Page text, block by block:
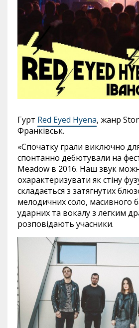
Гурт Red Eyed Hyena, жанр
Франківськ.
«Спочатку грали виключно
спонтанно дебютували на
Meadow в 2016. Наш звук
охарактеризувати як стіну
складається з затягнутих
мелодичних соло, масивного
ударних та вокалу з легким
розповідають учасники.